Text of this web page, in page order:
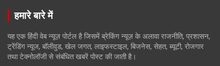
हमारे बारे में
यह एक हिंदी वेब न्यूज़ पोर्टल है जिसमें ब्रेकिंग न्यूज़ के अलावा राजनीति, प्रशासन,
ट्रेंडिंग न्यूज, बॉलीवुड, खेल जगत, लाइफस्टाइल, बिजनेस, सेहत, ब्यूटी, रोजगार
तथा टेक्नोलॉजी से संबंधित खबरें पोस्ट की जाती है।